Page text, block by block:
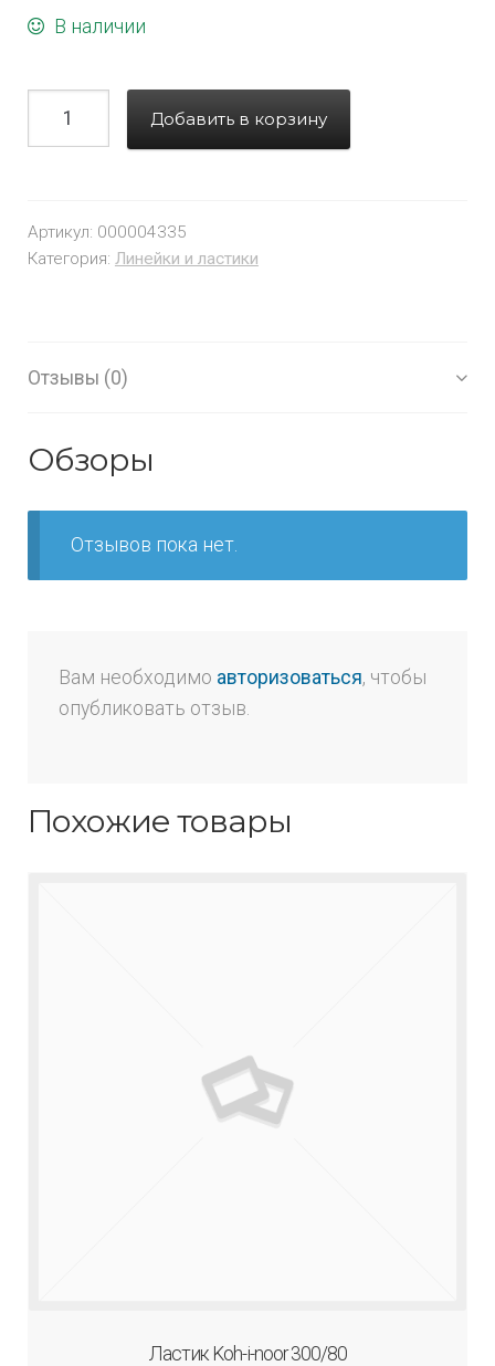
В наличии
Добавить в корзину
Артикул: 000004335
Категория: Линейки и ластики
Отзывы (0)
Обзоры
Отзывов пока нет.
Вам необходимо авторизоваться, чтобы
опубликовать отзыв.
Похожие товары
Ластик Koh-i-noor 300/80